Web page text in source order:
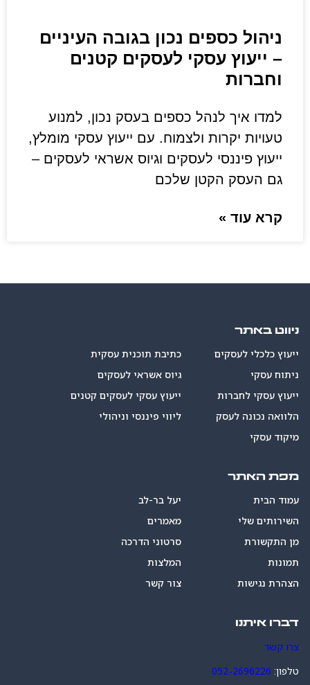
ניהול כספים נכון בגובה העיניים
– ייעוץ עסקי לעסקים קטנים
וחברות
למדו איך לנהל כספים בעסק נכון, למנוע
טעויות יקרות ולצמוח. עם ייעוץ עסקי מומלץ,
ייעוץ פיננסי לעסקים וגיוס אשראי לעסקים –
גם העסק הקטן שלכם
קרא עוד »
ניווט באתר
ייעוץ כלכלי לעסקים
כתיבת תוכנית עסקית
ניתוח עסקי
גיוס אשראי לעסקים
ייעוץ עסקי לחברות
ייעוץ עסקי לעסקים קטנים
הלוואה נכונה לעסק
ליווי פיננסי וניהולי
מיקוד עסקי
מפת האתר
עמוד הבית
יעל בר-לב
השירותים שלי
מאמרים
מן התקשורת
סרטוני הדרכה
תמונות
המלצות
הצהרת נגישות
צור קשר
דברו איתנו
צרו קשר
טלפון: 052-2696226